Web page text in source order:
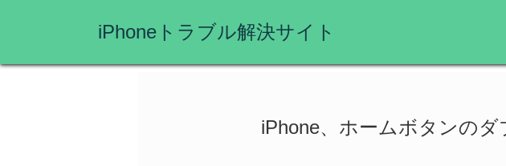
iPhoneトラブル解決サイト
iPhone、ホームボタンの